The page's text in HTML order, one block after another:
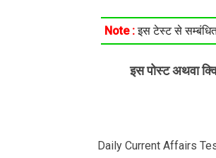
Note :इस टेस्ट से
इस पोस्ट अथवा
Daily Current Affairs